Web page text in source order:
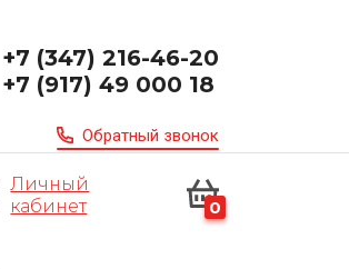
+7 (347) 216-46-20
+7 (917) 49 000 18
Обратный звонок
Личный
кабинет
0